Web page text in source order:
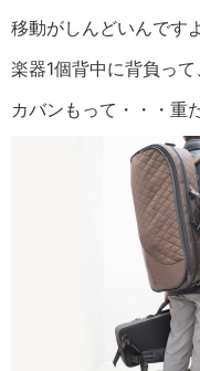
移動がしんどいんです
楽器1個背中に背負って
カバンもって・・・重